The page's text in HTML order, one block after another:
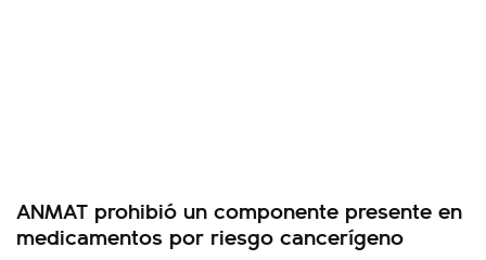
ANMAT prohibió un componente presente en
medicamentos por riesgo cancerígeno